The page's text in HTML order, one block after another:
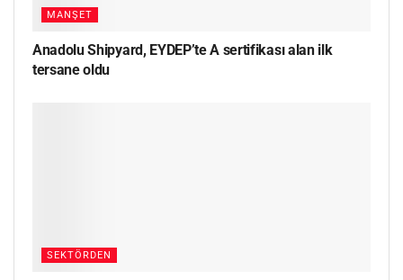
MANŞET
Anadolu Shipyard, EYDEP’te A sertifikası alan ilk
tersane oldu
SEKTÖRDEN